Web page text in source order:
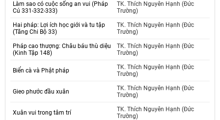
Làm sao có cuộc sống an vui (Pháp
Cú 331-332-333)
TK. Thích Nguyên Hạnh (Đức
Trường)
Hai pháp: Lợi ích học giới và tu tập
(Tăng Chi Bộ 33)
TK. Thích Nguyên Hạnh (Đức
Trường)
Pháp cao thượng: Châu báu thù diệu
(Kinh Tập 148)
TK. Thích Nguyên Hạnh (Đức
Trường)
Biển cà và Phật pháp
TK. Thích Nguyên Hạnh (Đức
Trường)
Gieo phước đầu xuân
TK. Thích Nguyên Hạnh (Đức
Trường)
Xuân vui trong tâm trí
TK. Thích Nguyên Hạnh (Đức
Trường)